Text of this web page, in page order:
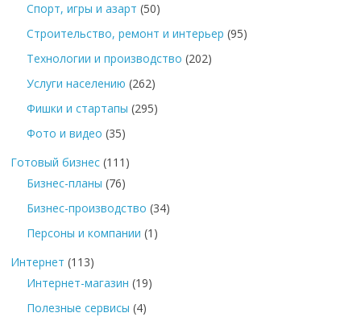
Спорт, игры и азарт (50)
Строительство, ремонт и интерьер (95)
Технологии и производство (202)
Услуги населению (262)
Фишки и стартапы (295)
Фото и видео (35)
Готовый бизнес (111)
Бизнес-планы (76)
Бизнес-производство (34)
Персоны и компании (1)
Интернет (113)
Интернет-магазин (19)
Полезные сервисы (4)